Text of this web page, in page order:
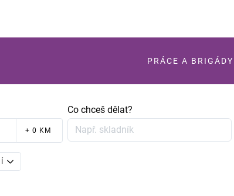
PRÁCE A BRIGÁDY
+ 0 KM
Co chceš dělat?